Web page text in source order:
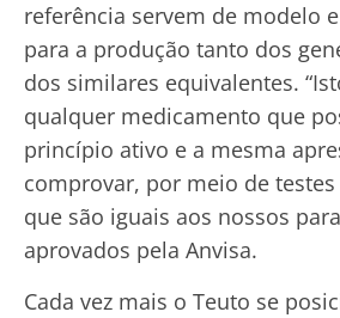
referência servem de modelo
para a produção tanto dos
dos similares equivalentes.
qualquer medicamento que
princípio ativo e a mesma
comprovar, por meio de
que são iguais aos nossos
aprovados pela Anvisa.
Cada vez mais o Teuto se